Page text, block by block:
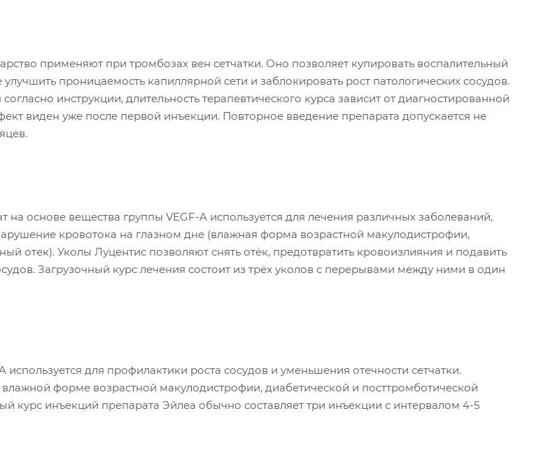
применяют при тромбозах вен сетчатки. Оно позволяет купировать воспалительный
улучшить проницаемость капиллярной сети и заблокировать рост патологических сосудов.
инструкции, длительность терапевтического курса зависит от диагностированной
виден уже после первой инъекции. Повторное введение препарата допускается не
на основе вещества группы VEGF-A используется для лечения различных заболеваний,
кровотока на глазном дне (влажная форма возрастной макулодистрофии,
отек). Уколы Луцентис позволяют снять отёк, предотвратить кровоизлияния и подавить
Загрузочный курс лечения состоит из трёх уколов с перерывами между ними в один
используется для профилактики роста сосудов и уменьшения отечности сетчатки.
форме возрастной макулодистрофии, диабетической и посттромботической
курс инъекций препарата Эйлеа обычно составляет три инъекции с интервалом 4-5